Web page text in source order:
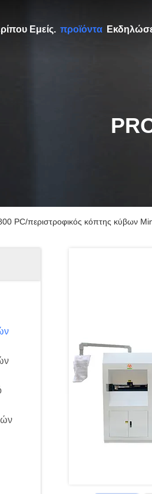
Εμείς. προϊόντα
PC/περιστροφικός κόπτης κύβων